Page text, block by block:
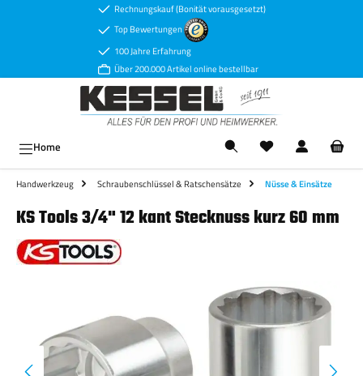
Zum Hauptinhalt springenRechnungskauf (Bonität vorausgesetzt)
Top Bewertungen
100 Jahre Erfahrung
Über 200.000 Artikel online bestellbar
Home
Handwerkzeug Schraubenschlüssel & Ratschensätze Nüsse & Einsätze
KS Tools 3/4" 12 kant Stecknuss kurz 60 mm